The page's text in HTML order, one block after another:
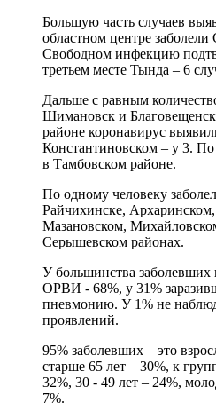
Большую часть случаев
областном центре
Свободном инфекцию
третьем месте Тында – 6
Дальше с равным
Шимановск и
районе коронавирус
Константиновском – у 3. По
в Тамбовском районе.
По одному человеку
Райчихинске,
Мазановском,
Серышевском районах.
У большинства заболевших
ОРВИ - 68%, у 31%
пневмонию. У 1% не
проявлений.
95% заболевших – это
старше 65 лет – 30%, к
32%, 30 - 49 лет – 24%,
7%.